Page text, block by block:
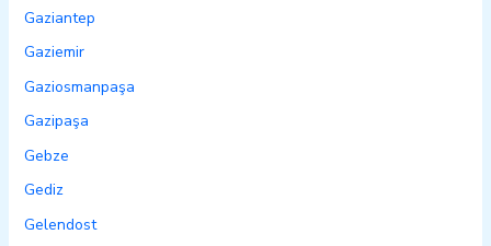
Gaziantep
Gaziemir
Gaziosmanpaşa
Gazipaşa
Gebze
Gediz
Gelendost